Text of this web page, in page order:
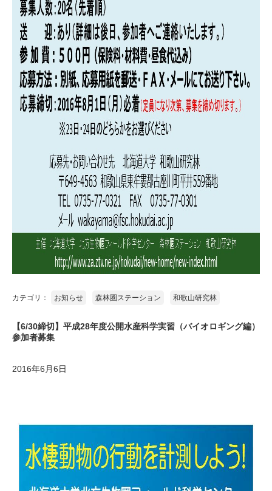
カテゴリ： お知らせ 森林圏ステーション 和歌山研究林
【6/30締切】平成28年度公開水産科学実習（バイオロギング編）
参加者募集
2016年6月6日